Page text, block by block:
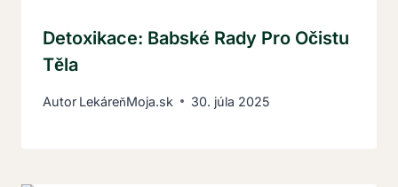
Detoxikace: Babské Rady Pro Očistu
Těla
Autor LekáreňMoja.sk 30. júla 2025